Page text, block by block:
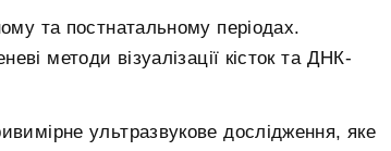
та постнатальному періодах.
методи візуалізації кісток та ДНК-
ультразвукове дослідження, яке